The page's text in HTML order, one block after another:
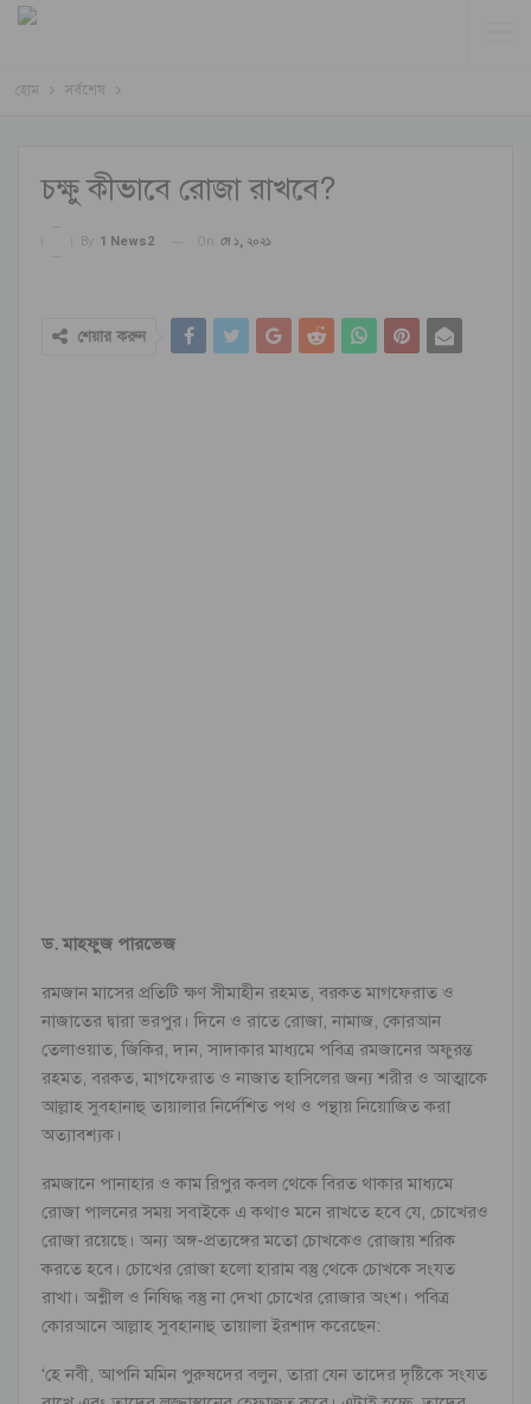
হোম সর্বশেষ
চক্ষু কীভাবে রোজা রাখবে?
By 1 News2 On মে ১, ২০২১
শেয়ার করুন
ড. মাহফুজ পারভেজ
রমজান মাসের প্রতিটি ক্ষণ সীমাহীন রহমত, বরকত মাগফেরাত ও
নাজাতের দ্বারা ভরপুর। দিনে ও রাতে রোজা, নামাজ, কোরআন
তেলাওয়াত, জিকির, দান, সাদাকার মাধ্যমে পবিত্র রমজানের অফুরন্ত
রহমত, বরকত, মাগফেরাত ও নাজাত হাসিলের জন্য শরীর ও আত্মাকে
আল্লাহ সুবহানাহু তায়ালার নির্দেশিত পথ ও পন্থায় নিয়োজিত করা
অত্যাবশ্যক।
রমজানে পানাহার ও কাম রিপুর কবল থেকে বিরত থাকার মাধ্যমে
রোজা পালনের সময় সবাইকে এ কথাও মনে রাখতে হবে যে, চোখেরও
রোজা রয়েছে। অন্য অঙ্গ-প্রত্যঙ্গের মতো চোখকেও রোজায় শরিক
করতে হবে। চোখের রোজা হলো হারাম বস্তু থেকে চোখকে সংযত
রাখা। অশ্লীল ও নিষিদ্ধ বস্তু না দেখা চোখের রোজার অংশ। পবিত্র
কোরআনে আল্লাহ সুবহানাহু তায়ালা ইরশাদ করেছেন:
‘হে নবী, আপনি মমিন পুরুষদের বলুন, তারা যেন তাদের দৃষ্টিকে সংযত